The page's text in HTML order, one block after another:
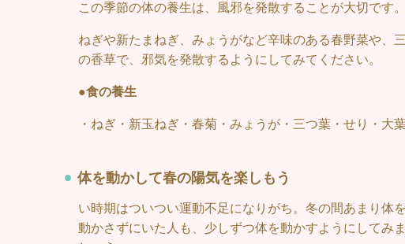
この季節の体の養生は、風邪を発散することが大切です
ねぎや新たまねぎ、みょうがなど辛味のある春野菜や、
の香草で、邪気を発散するようにしてみてください。
●食の養生
・ねぎ・新玉ねぎ・春菊・みょうが・三つ葉・せり・大
体を動かして春の陽気を楽しもう
い時期はついつい運動不足になりがち。冬の間あまり体
動かさずにいた人も、少しずつ体を動かすようにしてみ